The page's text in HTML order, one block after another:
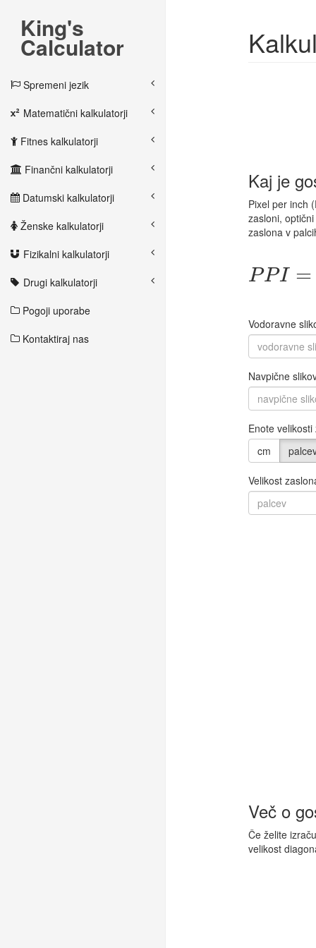
King's
Calculator
Spremeni jezik
Matematični kalkulatorji
Fitnes kalkulatorji
Finančni kalkulatorji
Datumski kalkulatorji
Ženske kalkulatorji
Fizikalni kalkulatorji
Drugi kalkulatorji
Pogoji uporabe
Kontaktiraj nas
Kaj je
Pixel per inch
zasloni,
zaslona v
PPI =
PPI=w2+
Vodoravne
Navpične
Enote velikosti
cm
Velikost
Več o
Če želite
velikost